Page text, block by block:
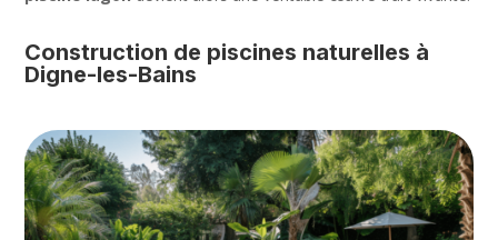
Construction de piscines naturelles à
Digne-les-Bains